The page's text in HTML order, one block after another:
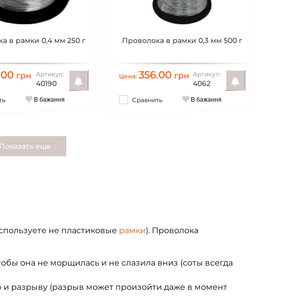
в рамки 0,4 мм 250 г
грн Артикул:
40190
В бажання
Проволока в рамки 0,3 мм 500 г
Цена: 356.00 грн Артикул:
4062
Сравнить В бажання
Показать еще
не пластиковые рамки). Проволока
она не морщилась и не слазила вниз (соты всегда
разрыву (разрыв может произойти даже в момент